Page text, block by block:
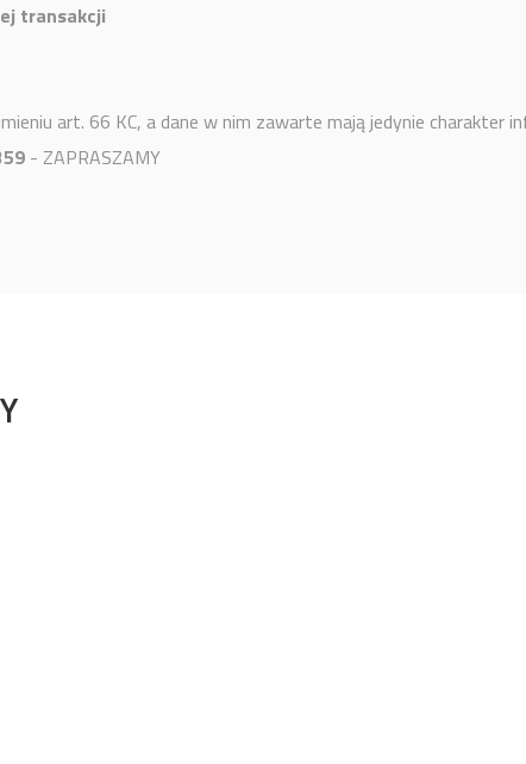
transakcji
art. 66 KC, a dane w nim zawarte mają jedynie charakter
- ZAPRASZAMY